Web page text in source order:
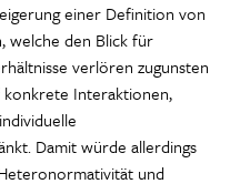
einer Definition von
welche den Blick für
verlören zugunsten
Interaktionen,
Damit würde allerdings
und